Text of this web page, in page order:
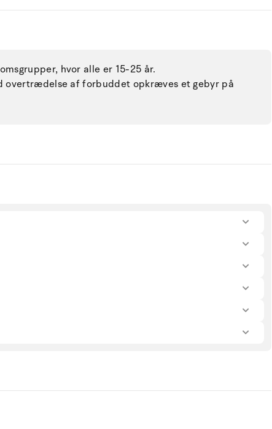
hvor alle er 15-25 år.
overtrædelse af forbuddet opkræves et gebyr på